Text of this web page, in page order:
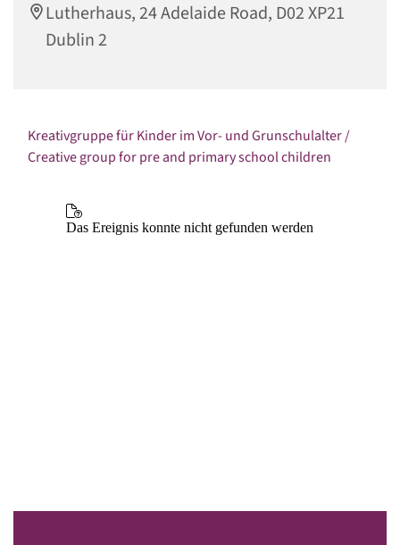
Lutherhaus, 24 Adelaide Road, D02 XP21
Dublin 2
Kreativgruppe für Kinder im Vor- und Grunschulalter /
Creative group for pre and primary school children